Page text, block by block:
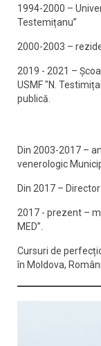
1994-2000 –
Testemițanu”
2000-2003 –
2019 - 2021 –
USMF "N.
publică.
Din 2003-2017 –
venerologic
Din 2017 –
2017 - prezent –
MED”.
Cursuri de
în Moldova,